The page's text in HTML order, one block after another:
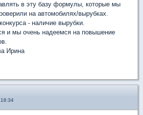
в эту базу формулы, которые мы
на автомобилях/вырубках.
- наличие вырубки.
и мы очень надеемся на повышение
Ирина